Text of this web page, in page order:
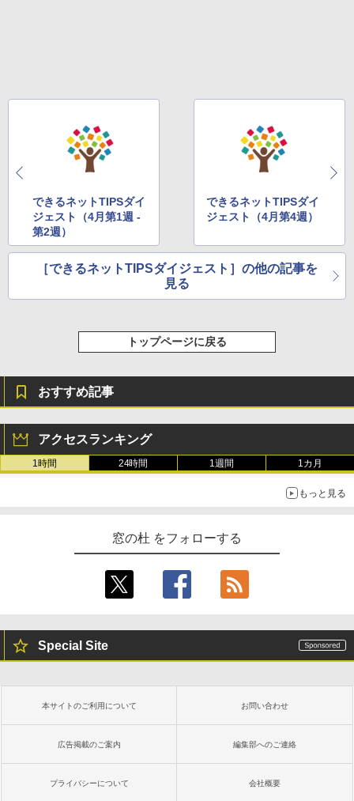
できるネットTIPSダイ
ジェスト（4月第1週 -
第2週）
できるネットTIPSダイ
ジェスト（4月第4週）
［できるネットTIPSダイジェスト］の他の記事を
見る
トップページに戻る
おすすめ記事
アクセスランキング
1時間 24時間 1週間 1カ月
もっと見る
窓の杜 をフォローする
Special Site
本サイトのご利用について お問い合わせ
広告掲載のご案内 編集部へのご連絡
プライバシーについて 会社概要